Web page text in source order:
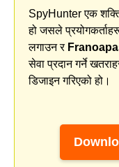
SpyHunter एक
हो जसले
लगाउन र
सेवा प्रदान गर्ने
डिजाइन गरिएको हो।